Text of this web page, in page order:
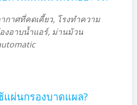
กาศที่คดเคี้ยว, โรงทำความ
งอาบน้ำแอร์, ม่านม้วน
แผ่นกรองบาดแผล?